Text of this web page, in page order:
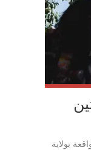
بولاية